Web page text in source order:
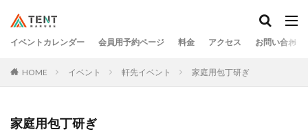
イベントカレンダー 会員用予約ページ 料金 アクセス お問い合わせ
HOME イベント 軒先イベント 家庭用包丁研ぎ
家庭用包丁研ぎ